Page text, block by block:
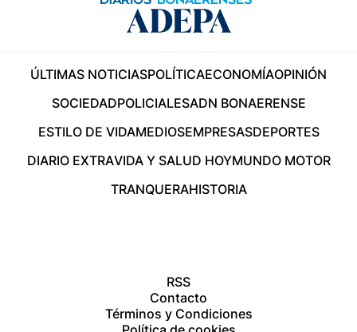
ÚLTIMAS NOTICIASPOLÍTICAECONOMÍAOPINIÓN
SOCIEDADPOLICIALESADN BONAERENSE
ESTILO DE VIDAMEDIOSEMPRESASDEPORTES
DIARIO EXTRAVIDA Y SALUD HOYMUNDO MOTOR
TRANQUERAHISTORIA
RSS
Contacto
Términos y Condiciones